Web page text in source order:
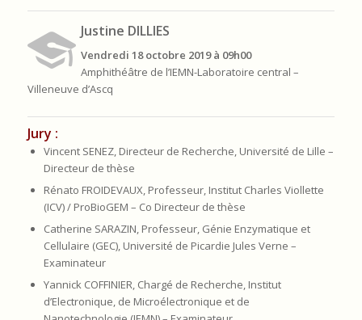
Justine DILLIES
Vendredi 18 octobre 2019 à 09h00
Amphithéâtre de l’IEMN-Laboratoire central –
Villeneuve d’Ascq
Jury :
Vincent SENEZ, Directeur de Recherche, Université de Lille –
Directeur de thèse
Rénato FROIDEVAUX, Professeur, Institut Charles Viollette
(ICV) / ProBioGEM – Co Directeur de thèse
Catherine SARAZIN, Professeur, Génie Enzymatique et
Cellulaire (GEC), Université de Picardie Jules Verne –
Examinateur
Yannick COFFINIER, Chargé de Recherche, Institut
d’Electronique, de Microélectronique et de